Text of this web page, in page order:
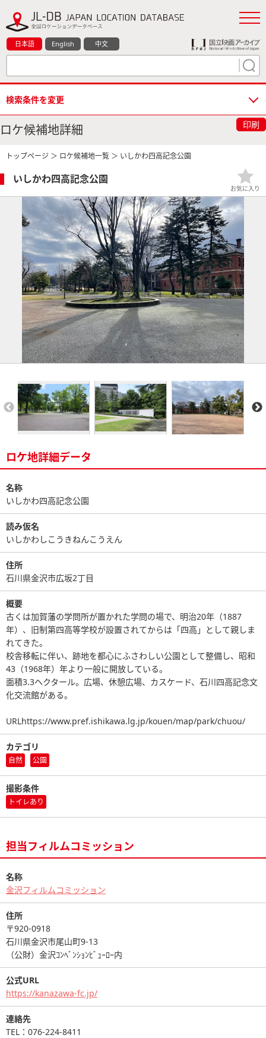
日本語 English 中文
検索条件を変更
ロケ候補地詳細 印刷
トップページ ＞ ロケ候補地一覧 ＞ いしかわ四高記念公園
いしかわ四高記念公園
お気に入り
ロケ地詳細データ
名称
いしかわ四高記念公園
読み仮名
いしかわしこうきねんこうえん
住所
石川県金沢市広坂2丁目
概要
古くは加賀藩の学問所が置かれた学問の場で、明治20年（1887
年）、旧制第四高等学校が設置されてからは「四高」として親しま
れてきた。
校舎移転に伴い、跡地を都心にふさわしい公園として整備し、昭和
43（1968年）年より一般に開放している。
面積3.3ヘクタール。広場、休憩広場、カスケード、石川四高記念文
化交流館がある。
URLhttps://www.pref.ishikawa.lg.jp/kouen/map/park/chuou/
カテゴリ
自然 公園
撮影条件
トイレあり
担当フィルムコミッション
名称
金沢フィルムコミッション
住所
〒920-0918
石川県金沢市尾山町9-13
（公財）金沢ｺﾝﾍﾞﾝｼｮﾝﾋﾞｭｰﾛｰ内
公式URL
https://kanazawa-fc.jp/
連絡先
TEL：076-224-8411